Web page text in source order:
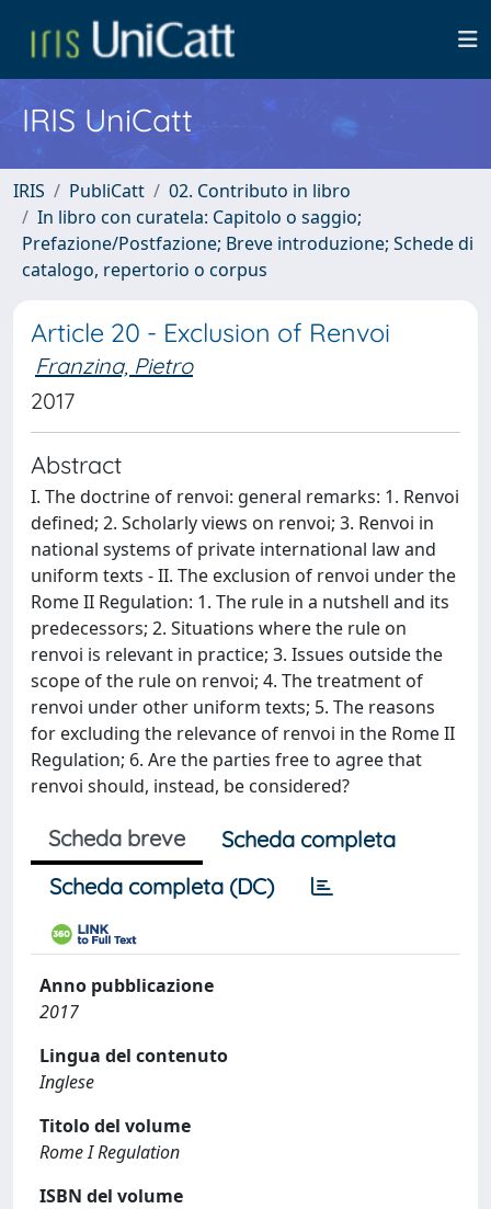
IRIS UniCatt
IRIS PubliCatt
02. Contributo in libro
In libro con curatela: Capitolo o saggio;
Prefazione/Postfazione; Breve introduzione; Schede di
catalogo, repertorio o corpus
Article 20 - Exclusion of Renvoi
Franzina, Pietro
2017
Abstract
I. The doctrine of renvoi: general remarks: 1. Renvoi
defined; 2. Scholarly views on renvoi; 3. Renvoi in
national systems of private international law and
uniform texts - II. The exclusion of renvoi under the
Rome II Regulation: 1. The rule in a nutshell and its
predecessors; 2. Situations where the rule on
renvoi is relevant in practice; 3. Issues outside the
scope of the rule on renvoi; 4. The treatment of
renvoi under other uniform texts; 5. The reasons
for excluding the relevance of renvoi in the Rome II
Regulation; 6. Are the parties free to agree that
renvoi should, instead, be considered?
Scheda breve
Scheda completa
Scheda completa (DC)
Anno pubblicazione
2017
Lingua del contenuto
Inglese
Titolo del volume
Rome I Regulation
ISBN del volume